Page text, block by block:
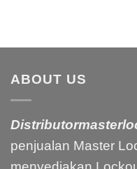
ABOUT US
penjualan Master